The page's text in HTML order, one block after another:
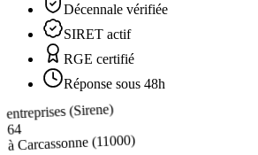
Décennale vérifiée
SIRET actif
RGE certifié
Réponse sous 48h
entreprises (Sirene)
64
àCarcassonne(11000)